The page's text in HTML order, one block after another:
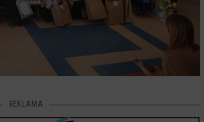
REKLAMA